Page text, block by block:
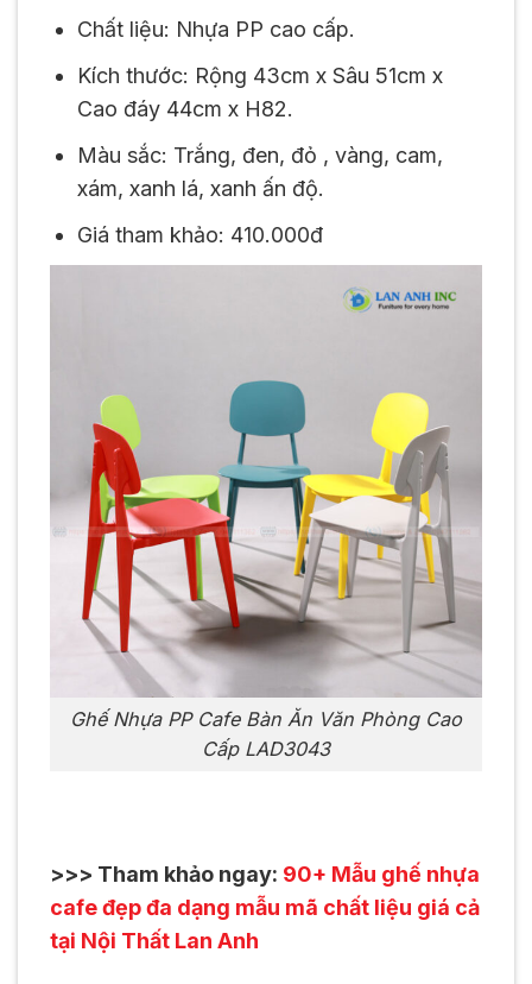
Chất liệu: Nhựa PP cao cấp.
Kích thước: Rộng 43cm x Sâu 51cm x
Cao đáy 44cm x H82.
Màu sắc: Trắng, đen, đỏ , vàng, cam,
xám, xanh lá, xanh ấn độ.
Giá tham khảo: 410.000đ
Ghế Nhựa PP Cafe Bàn Ăn Văn Phòng Cao
Cấp LAD3043
>>> Tham khảo ngay: 90+ Mẫu ghế nhựa
cafe đẹp đa dạng mẫu mã chất liệu giá cả
tại Nội Thất Lan Anh